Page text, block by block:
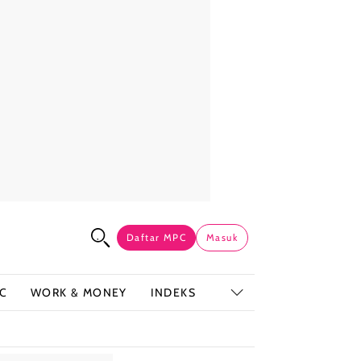
Daftar MPC Masuk
WORK & MONEY INDEKS